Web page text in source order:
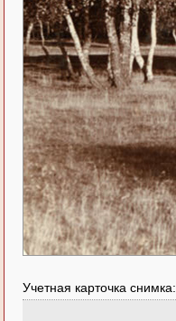
Учетная карточка снимка: